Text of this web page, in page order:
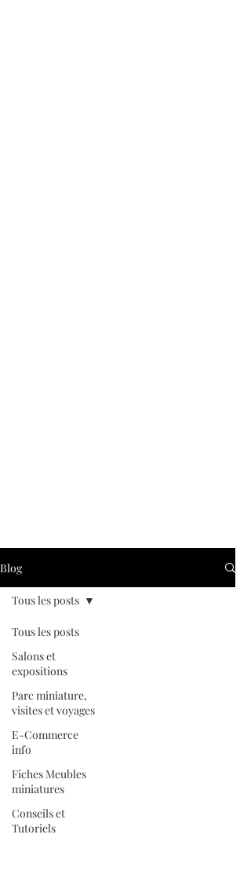
Blog
Tous les posts
Salons et
expositions
Parc miniature,
visites et voyages
E-Commerce
info
Fiches Meubles
miniatures
Conseils et
Tutoriels
Tous les posts